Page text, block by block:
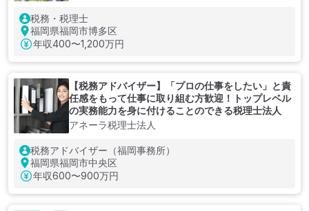
税務・税理士
福岡県福岡市博多区
年収400〜1,200万円
【税務アドバイザー】「プロの仕事をしたい」と責
任感をもって仕事に取り組む方歓迎！トップレベル
の実務能力を身に付けることのできる税理士法人
アネーラ税理士法人
税務アドバイザー（福岡事務所）
福岡県福岡市中央区
年収600〜900万円